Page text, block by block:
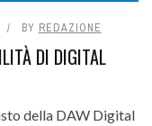
BY REDAZIONE
DI DIGITAL
della DAW Digital